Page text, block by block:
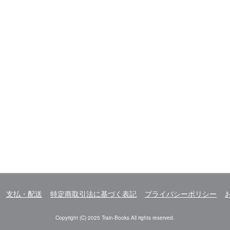
支払・配送 特定商取引法に基づく表記 プライバシーポリシー
Copyright (C) 2025 Train-Books All rights reserved.